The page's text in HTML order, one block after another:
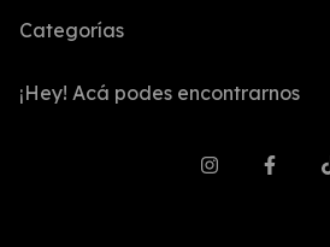
Categorías
¡Hey! Acá podes encontrarnos